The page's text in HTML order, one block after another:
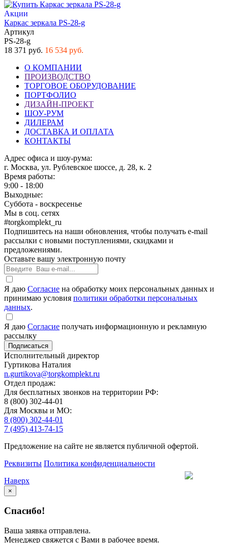
Акции
Каркас зеркала PS-28-g
Артикул
PS-28-g
18 371 руб. 16 534 руб.
О КОМПАНИИ
ПРОИЗВОДСТВО
ТОРГОВОЕ ОБОРУДОВАНИЕ
ПОРТФОЛИО
ДИЗАЙН-ПРОЕКТ
ШОУ-РУМ
ДИЛЕРАМ
ДОСТАВКА И ОПЛАТА
КОНТАКТЫ
Адрес офиса и шоу-рума:
г. Москва, ул. Рублевское шоссе, д. 28, к. 2
Время работы:
9:00 - 18:00
Выходные:
Суббота - воскресенье
Мы в соц. сетях
#torgkomplekt_ru
Подпишитесь на наши обновления, чтобы получать e-mail
рассылки с новыми поступлениями, скидками и
предложениями.
Оставьте вашу электронную почту
Я даю Согласие на обработку моих персональных данных и
принимаю условия политики обработки персональных
данных.
Я даю Согласие получать информационную и рекламную
рассылку
Исполнительный директор
Гуртикова Наталия
n.gurtikova@torgkomplekt.ru
Отдел продаж:
Для бесплатных звонков на территории РФ:
8 (800) 302-44-01
Для Москвы и МО:
8 (800) 302-44-01
7 (495) 413-74-15
Предложение на сайте не является публичной офертой.
Реквизиты Политика конфиденциальности
Наверх
×
Спасибо!
Ваша заявка отправлена.
Менеджер свяжется с Вами в рабочее время.